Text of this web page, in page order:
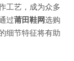
工艺，成为众多
过莆田鞋网选购
细节特征将有助